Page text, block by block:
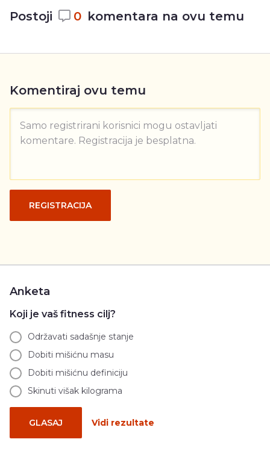
Postoji 0 komentara na ovu temu
Komentiraj ovu temu
Samo registrirani korisnici mogu ostavljati
komentare. Registracija je besplatna.
REGISTRACIJA
Anketa
Koji je vaš fitness cilj?
Održavati sadašnje stanje
Dobiti mišićnu masu
Dobiti mišićnu definiciju
Skinuti višak kilograma
GLASAJ Vidi rezultate